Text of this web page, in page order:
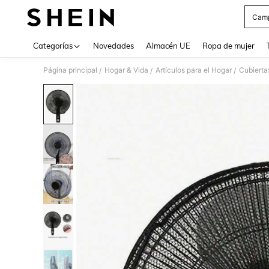
Categorías Novedades Almacén UE Ropa de mujer
Página principal / Hogar & Vida / Artículos para el Hogar /